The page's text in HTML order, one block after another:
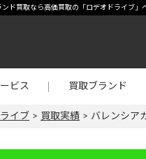
ンド買取なら高価買取の「ロデオドライブ」
ビス
取 買取ブランド
-【買取強化】シャネ
その他買取
イブ > 買取実績 > バレンシア